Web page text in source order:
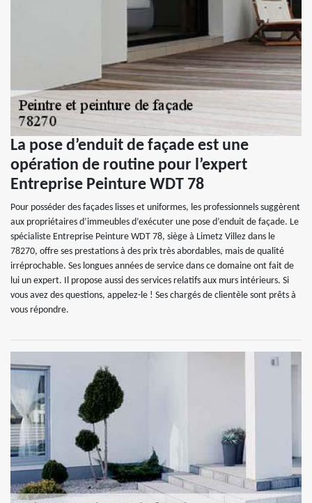
La pose d’enduit de façade est une
opération de routine pour l’expert
Entreprise Peinture WDT 78
Pour posséder des façades lisses et uniformes, les professionnels suggèrent
aux propriétaires d’immeubles d’exécuter une pose d’enduit de façade. Le
spécialiste Entreprise Peinture WDT 78, siège à Limetz Villez dans le
78270, offre ses prestations à des prix très abordables, mais de qualité
irréprochable. Ses longues années de service dans ce domaine ont fait de
lui un expert. Il propose aussi des services relatifs aux murs intérieurs. Si
vous avez des questions, appelez-le ! Ses chargés de clientèle sont prêts à
vous répondre.